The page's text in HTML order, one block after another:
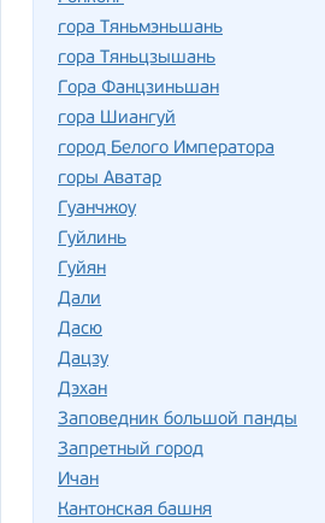
гора Тяньмэньшань
гора Тяньцзышань
Гора Фанцзиньшан
гора Шиангуй
город Белого Императора
горы Аватар
Гуанчжоу
Гуйлинь
Гуйян
Дали
Дасю
Дацзу
Дэхан
Заповедник большой панды
Запретный город
Ичан
Кантонская башня